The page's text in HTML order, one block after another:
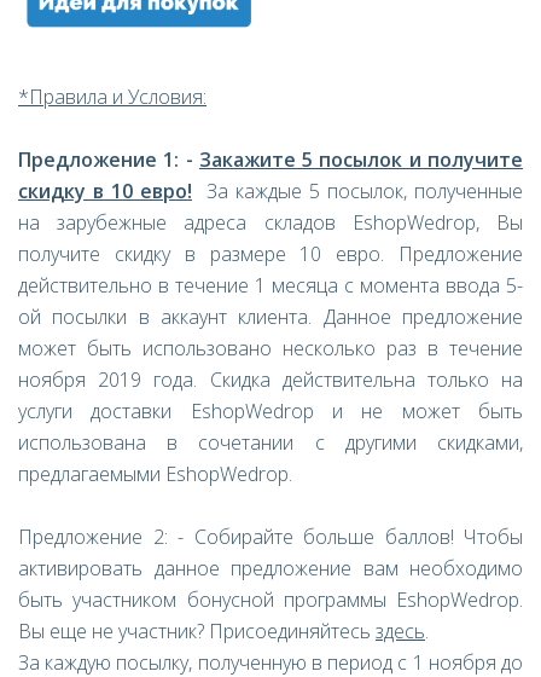
*Правила и Условия:
Предложение 1: - Закажите 5 посылок и получите
скидку в 10 евро! За каждые 5 посылок, полученные
на зарубежные адреса складов EshopWedrop, Вы
получите скидку в размере 10 евро. Предложение
действительно в течение 1 месяца с момента ввода 5-
ой посылки в аккаунт клиента. Данное предложение
может быть использовано несколько раз в течение
ноября 2019 года. Скидка действительна только на
услуги доставки EshopWedrop и не может быть
использована в сочетании с другими скидками,
предлагаемыми EshopWedrop.
Предложение 2: - Собирайте больше баллов! Чтобы
активировать данное предложение вам необходимо
быть участником бонусной программы EshopWedrop.
Вы еще не участник? Присоединяйтесь здесь.
За каждую посылку, полученную в период с 1 ноября до